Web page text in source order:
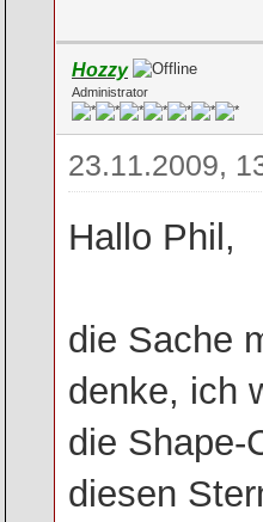
Hozzy
Administrator
23.11.2009,
Hallo Phil,
die Sache
denke, ich
die Shape-
diesen